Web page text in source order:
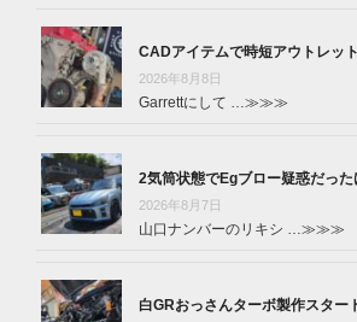
CADアイテムで時短アウトレット
2026年8月8日
Garrettにして … ≫≫≫
2気筒状態でEgブロー疑惑だった
2026年8月7日
山口ナンバーのリキシ … ≫≫≫
白GRおっさんターボ製作スター